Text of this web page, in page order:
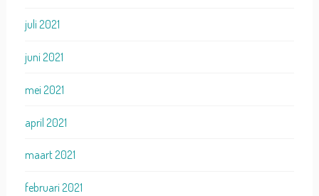
juli 2021
juni 2021
mei 2021
april 2021
maart 2021
februari 2021